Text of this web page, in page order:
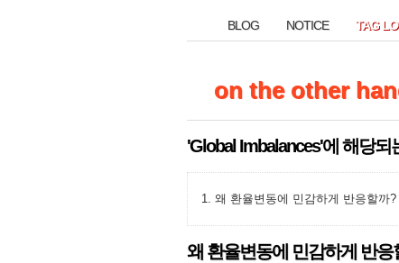
on the other
on the other
BLOG
BLOG NOTICE
NOTICE TAG
TAG
'Global Imbalances'에 해당되
왜 환율변동에 민감하게 반응할까
왜 환율변동에 민감하게 반
왜 환율변동에 민감하게 반